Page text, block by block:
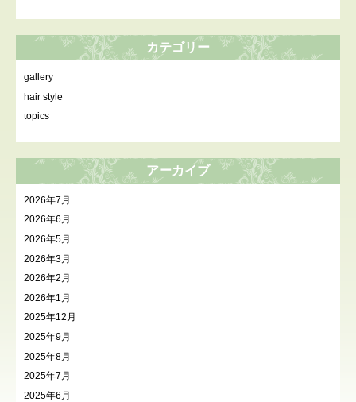
カテゴリー
gallery
hair style
topics
アーカイブ
2026年7月
2026年6月
2026年5月
2026年3月
2026年2月
2026年1月
2025年12月
2025年9月
2025年8月
2025年7月
2025年6月